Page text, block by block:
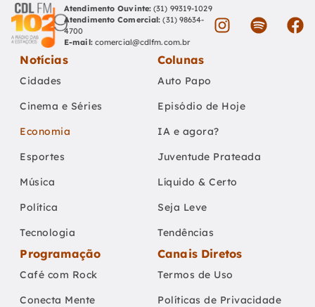
Atendimento Ouvinte: (31) 99319-1029
Atendimento Comercial: (31) 98634-
4700
E-mail: comercial@cdlfm.com.br
Notícias
Cidades
Cinema e Séries
Economia
Esportes
Música
Política
Tecnologia
Colunas
Auto Papo
Episódio de Hoje
IA e agora?
Juventude Prateada
Líquido & Certo
Seja Leve
Tendências
Programação
Café com Rock
Conecta Mente
Canais Diretos
Termos de Uso
Políticas de Privacidade